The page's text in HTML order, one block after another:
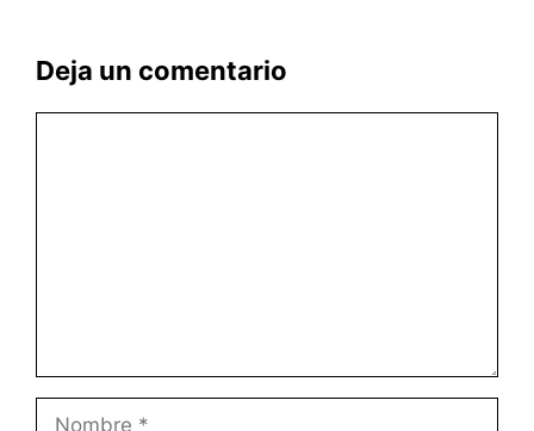
Deja un comentario
Nombre